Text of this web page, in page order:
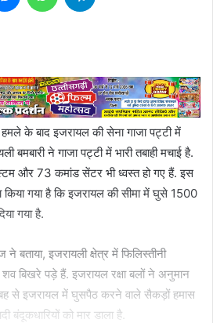
हमले के बाद इजरायल की सेना गाजा पट्टी में
बमबारी ने गाजा पट्टी में भारी तबाही मचाई है.
और 73 कमांड सेंटर भी ध्वस्त हो गए हैं. इस
किया गया है कि इजरायल की सीमा में घुसे 1500
गया है.
बताया, इजरायली क्षेत्र में फिलिस्तीनी
बिखरे पड़े हैं. इजरायल रक्षा बलों ने अनुमान
से इजरायल में घुसपैठ करने वाले सैकड़ों हमास
बंदूकधारियों को मार डाला है.